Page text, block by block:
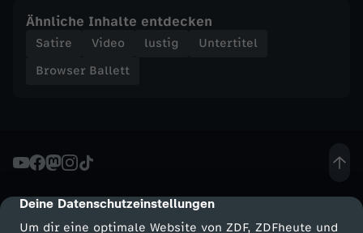
cmp-dialog-description
Deine Datenschutzeinstellungen
Um dir eine optimale Website von ZDF, ZDFheute und
-
i
t
Ähnliche Inhalte entdecken
Satire Video lustig
Untertitel
Browser Ballett